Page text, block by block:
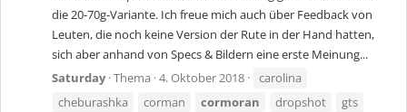
die 20-70g-Variante. Ich freue mich auch über Feedback von
Leuten, die noch keine Version der Rute in der Hand hatten,
sich aber anhand von Specs & Bildern eine erste Meinung...
Saturday Thema 4. Oktober 2018
carolina
cheburashka
corman cormoran dropshot
gts